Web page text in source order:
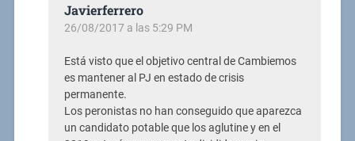
Javierferrero
26/08/2017 a las 5:29 PM
Está visto que el objetivo central de Cambiemos
es mantener al PJ en estado de crisis
permanente.
Los peronistas no han conseguido que aparezca
un candidato potable que los aglutine y en el